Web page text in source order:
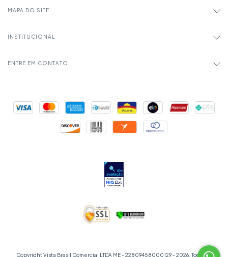
MAPA DO SITE
INSTITUCIONAL
ENTRE EM CONTATO
Copyright Vista Brasil Comercial LTDA ME - 22809458000129 - 2026. Todos os